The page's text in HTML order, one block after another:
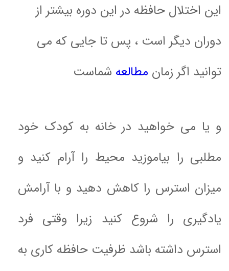
این اختلال حافظه در این دوره بیشتر از
دوران دیگر است ، پس تا جایی که می
توانید اگر زمان مطالعه شماست
و یا می خواهید در خانه به کودک خود
مطلبی را بیاموزید محیط را آرام کنید و
میزان استرس را کاهش دهید و با آرامش
یادگیری را شروع کنید زیرا وقتی فرد
استرس داشته باشد ظرفیت حافظه کاری به